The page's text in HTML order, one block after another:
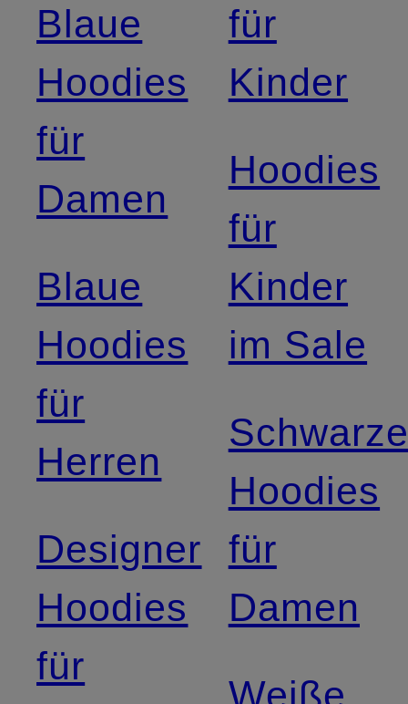
Blaue
Hoodies
für
Damen
Blaue
Hoodies
für
Herren
Designer
Hoodies
für
für
Kinder
Hoodies
für
Kinder
im Sale
Hoodies
für
Damen
Weiße